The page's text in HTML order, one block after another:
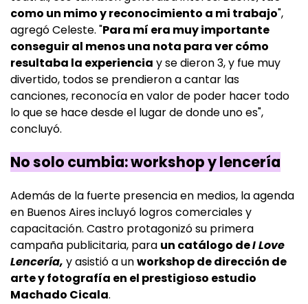
como un mimo y reconocimiento a mi trabajo",
agregó Celeste. "Para mí era muy importante
conseguir al menos una nota para ver cómo
resultaba la experiencia y se dieron 3, y fue muy
divertido, todos se prendieron a cantar las
canciones, reconocía en valor de poder hacer todo
lo que se hace desde el lugar de donde uno es",
concluyó.
No solo cumbia: workshop y lencería
Además de la fuerte presencia en medios, la agenda
en Buenos Aires incluyó logros comerciales y
capacitación. Castro protagonizó su primera
campaña publicitaria, para un catálogo deI Love
Lencería, y asistió a unworkshop de dirección de
arte y fotografía en el prestigioso estudio
Machado Cicala.